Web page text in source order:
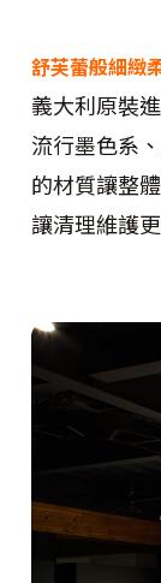
舒芙蕾般細緻
義大利原裝
流行墨色系
的材質讓整
讓清理維護